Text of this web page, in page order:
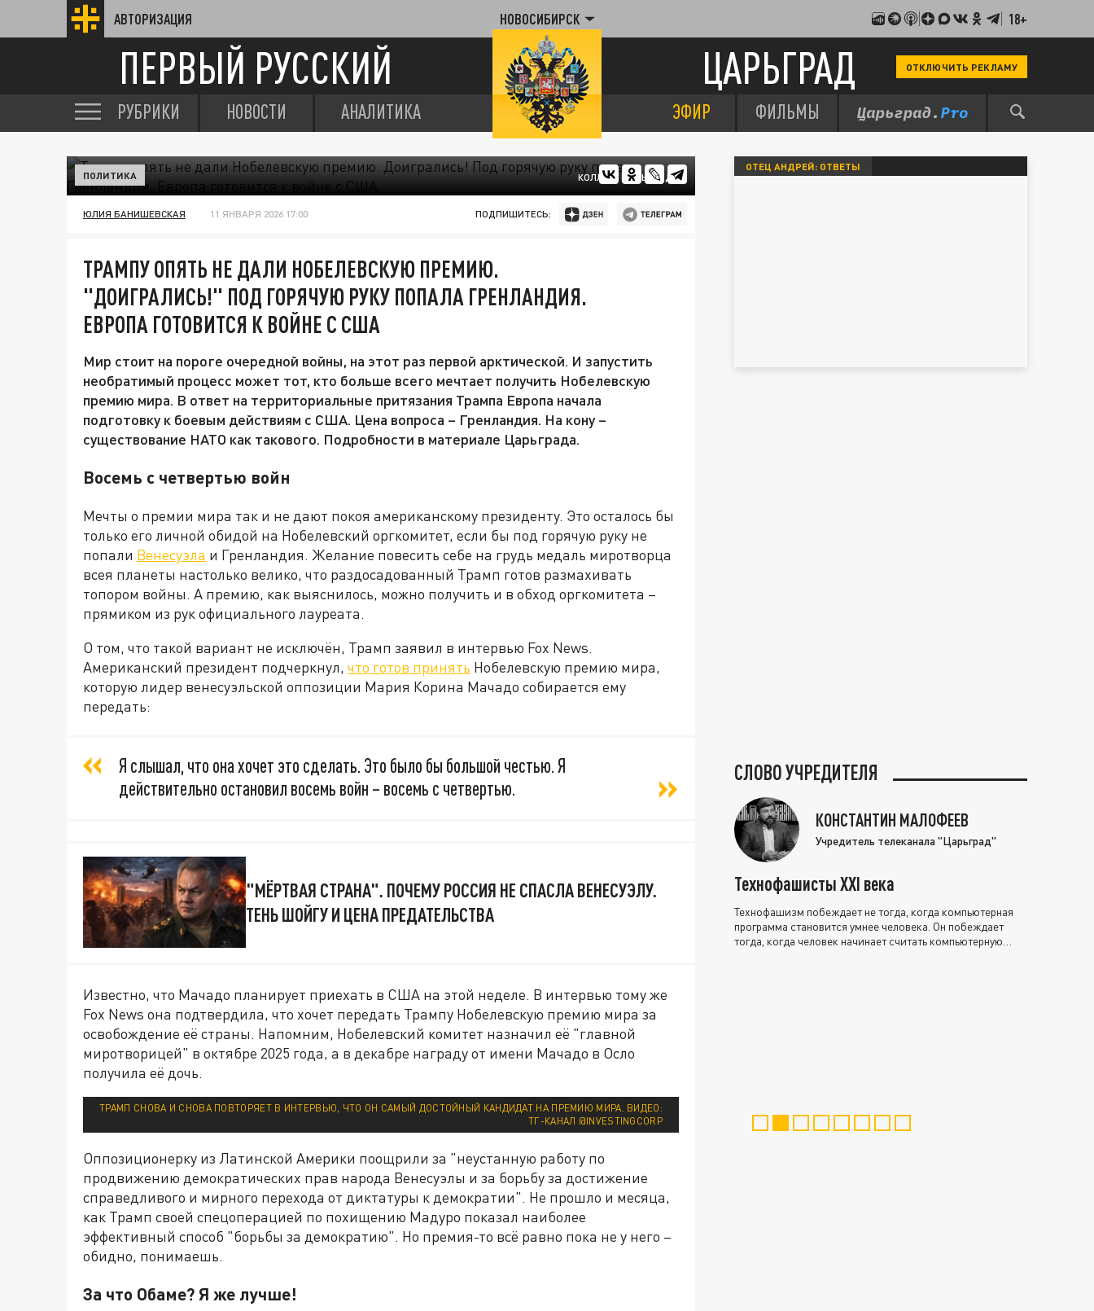
АВТОРИЗАЦИЯ НОВОСИБИРСК 18+
ПЕРВЫЙ РУССКИЙ ЦАРЬГРАД ОТКЛЮЧИТЬ РЕКЛАМУ
РУБРИКИ НОВОСТИ АНАЛИТИКА ЭФИР ФИЛЬМЫ
КОЛЛАЖ ЦАРЬГРАДА
ПОЛИТИКА
ЮЛИЯ БАНИШЕВСКАЯ 11 ЯНВАРЯ 2026 17:00 ПОДПИШИТЕСЬ:
ТРАМПУ ОПЯТЬ НЕ ДАЛИ НОБЕЛЕВСКУЮ ПРЕМИЮ.
"ДОИГРАЛИСЬ!" ПОД ГОРЯЧУЮ РУКУ ПОПАЛА ГРЕНЛАНДИЯ.
ЕВРОПА ГОТОВИТСЯ К ВОЙНЕ С США
Мир стоит на пороге очередной войны, на этот раз первой арктической. И запустить
необратимый процесс может тот, кто больше всего мечтает получить Нобелевскую
премию мира. В ответ на территориальные притязания Трампа Европа начала
подготовку к боевым действиям с США. Цена вопроса – Гренландия. На кону –
существование НАТО как такового. Подробности в материале Царьграда.
Восемь с четвертью войн
Мечты о премии мира так и не дают покоя американскому президенту. Это осталось бы
только его личной обидой на Нобелевский оргкомитет, если бы под горячую руку не
попали Венесуэла и Гренландия. Желание повесить себе на грудь медаль миротворца
всея планеты настолько велико, что раздосадованный Трамп готов размахивать
топором войны. А премию, как выяснилось, можно получить и в обход оргкомитета –
прямиком из рук официального лауреата.
О том, что такой вариант не исключён, Трамп заявил в интервью Fox News.
Американский президент подчеркнул, что готов принять Нобелевскую премию мира,
которую лидер венесуэльской оппозиции Мария Корина Мачадо собирается ему
передать:
Я слышал, что она хочет это сделать. Это было бы большой честью. Я
действительно остановил восемь войн – восемь с четвертью.
"МЁРТВАЯ СТРАНА". ПОЧЕМУ РОССИЯ НЕ СПАСЛА ВЕНЕСУЭЛУ.
ТЕНЬ ШОЙГУ И ЦЕНА ПРЕДАТЕЛЬСТВА
Известно, что Мачадо планирует приехать в США на этой неделе. В интервью тому же
Fox News она подтвердила, что хочет передать Трампу Нобелевскую премию мира за
освобождение её страны. Напомним, Нобелевский комитет назначил её "главной
миротворицей" в октябре 2025 года, а в декабре награду от имени Мачадо в Осло
получила её дочь.
ТРАМП СНОВА И СНОВА ПОВТОРЯЕТ В ИНТЕРВЬЮ, ЧТО ОН САМЫЙ ДОСТОЙНЫЙ КАНДИДАТ НА ПРЕМИЮ МИРА. ВИДЕО:
ТГ-КАНАЛ @INVESTINGCORP
Оппозиционерку из Латинской Америки поощрили за "неустанную работу по
продвижению демократических прав народа Венесуэлы и за борьбу за достижение
справедливого и мирного перехода от диктатуры к демократии". Не прошло и месяца,
как Трамп своей спецоперацией по похищению Мадуро показал наиболее
эффективный способ "борьбы за демократию". Но премия-то всё равно пока не у него –
обидно, понимаешь.
За что Обаме? Я же лучше!
ОТЕЦ АНДРЕЙ: ОТВЕТЫ
СЛОВО УЧРЕДИТЕЛЯ
КОНСТАНТИН МАЛОФЕЕВ
Учредитель телеканала "Царьград"
Технофашисты XXI века
Технофашизм побеждает не тогда, когда компьютерная
программа становится умнее человека. Он побеждает
тогда, когда человек начинает считать компьютерную